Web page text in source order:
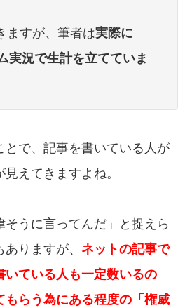
ますが、筆者は実際に
実況で生計を立てていま
とで、記事を書いている人が
えてきますよね。
そうに言ってんだ」と捉えら
りますが、 ネットの記事で
いている人も一定数いるの
もらう為にある程度の「権威